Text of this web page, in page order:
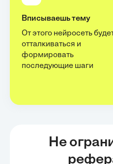
Вписываешь тему
От этого нейросеть
отталкиваться и
формировать
последующие шаги
Не